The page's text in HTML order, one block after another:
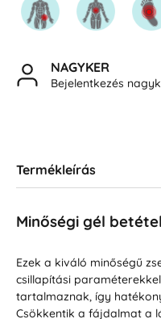
NAGYKER
Bejelentkezés
Termékleírás
Minőségi gél
Ezek a kiváló minőségű
csillapítási
tartalmaznak, így
Csökkentik a fájdalmat a